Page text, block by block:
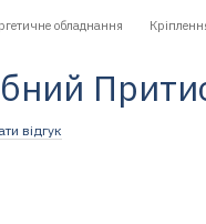
обладнання
відгук